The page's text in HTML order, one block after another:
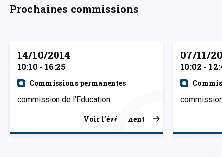
Prochaines commissions
14/10/2014
10:10 - 16:25
Commissions permanentes
commission de l'Education
Voir l’événement
07/11/
10:02 -